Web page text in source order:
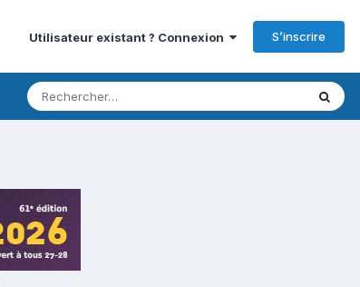
Utilisateur existant ? Connexion S’inscrire